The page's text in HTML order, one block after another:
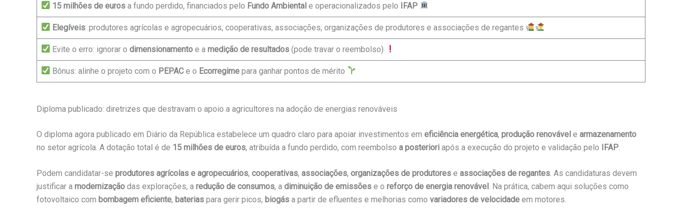
15 milhões de euros a fundo perdido, financiados pelo Fundo Ambiental e operacionalizados pelo IFAP
Elegíveis: produtores agrícolas e agropecuários, cooperativas, associações, organizações de produtores e associações de regantes
Evite o erro: ignorar odimensionamento e amedição de resultados (pode travar o reembolso)
Bônus: alinhe o projeto com o PEPAC e o Ecorregime para ganhar pontos de mérito
Diploma publicado: diretrizes que destravam o apoio a agricultores na adoção de energias renováveis
O diploma agora publicado em Diário da República estabelece um quadro claro para apoiar investimentos em eficiência energética, produção renovável e armazenamento
no setor agrícola. A dotação total é de 15 milhões de euros, atribuída a fundo perdido, com reembolso a posteriori após a execução do projeto e validação pelo IFAP
Podem candidatar-se produtores agrícolas e agropecuários, cooperativas, associações, organizações de produtores e associações de regantes. As candidaturas devem
justificar a modernização das explorações, a redução de consumos, a diminuição de emissões e o reforço de energia renovável . Na prática, cabem aqui soluções como
fotovoltaico com bombagem eficiente, baterias para gerir picos, biogás a partir de efluentes e melhorias como variadores de velocidade em motores.